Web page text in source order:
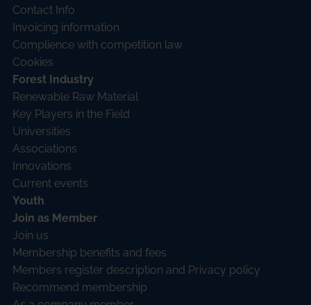
Contact Info
Invoicing information
Complience with competition law
Cookies
Forest Industry
Renewable Raw Material
Key Players in the Field
Universities
Associations
Innovations
Current events
Youth
Join as Member
Join us
Membership benefits and fees
Members register description and Privacy policy
Recommend membership